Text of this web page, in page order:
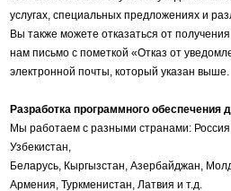
услугах, специальных предложениях и
Вы также можете отказаться от
нам письмо с пометкой «Отказ от
электронной почты, который указан выше.
Разработка программного обеспечения
Мы работаем с разными странами:
Узбекистан,
Беларусь, Кыргызстан, Азербайджан,
Армения, Туркменистан, Латвия и т.д.